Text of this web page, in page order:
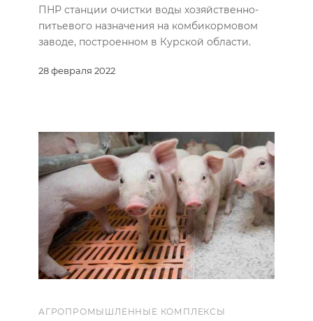
28 февраля 2022
ПНР станции очистки воды хозяйственно-
питьевого назначения на комбикормовом
заводе, построенном в Курской области.
АГРОПРОМЫШЛЕННЫЕ КОМПЛЕКСЫ